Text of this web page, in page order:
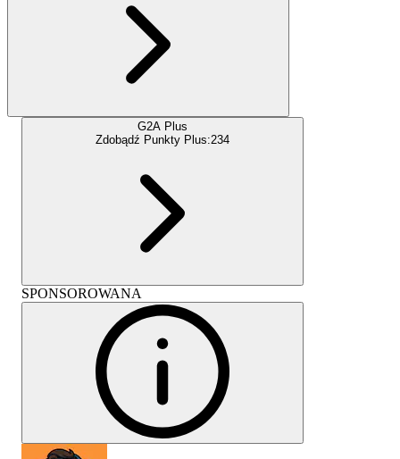
G2A Plus
Zdobądź Punkty Plus:234
SPONSOROWANA